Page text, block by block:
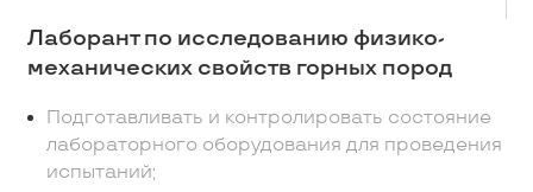
Лаборант по исследованию физико-
механических свойств горных пород
Подготавливать и контролировать состояние
лабораторного оборудования для проведения
испытаний;